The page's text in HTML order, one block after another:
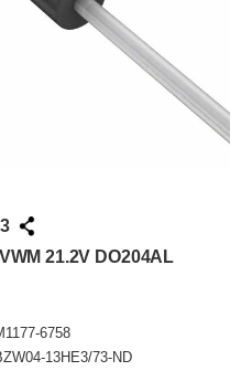
21.2V DO204AL
6758
13HE3/73-ND